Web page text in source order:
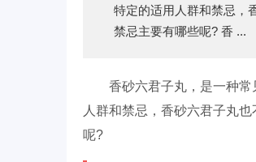
特定的适用人群和禁忌，
禁忌主要有哪些呢? 香 ...
香砂六君子丸，是一种
人群和禁忌，香砂六君子丸
呢?